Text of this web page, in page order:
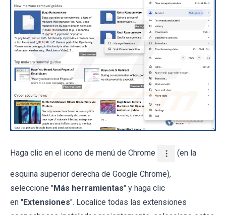
Haga clic en el icono de menú de Chrome (en la
esquina superior derecha de Google Chrome),
seleccione "Más herramientas" y haga clic
en "Extensiones". Localice todas las extensiones